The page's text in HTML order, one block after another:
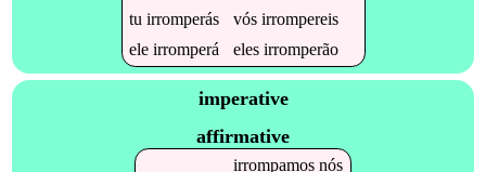
tuirromperás vósirrompereis
eleirromperá elesirromperão
imperative
affirmative
irrompamosnós